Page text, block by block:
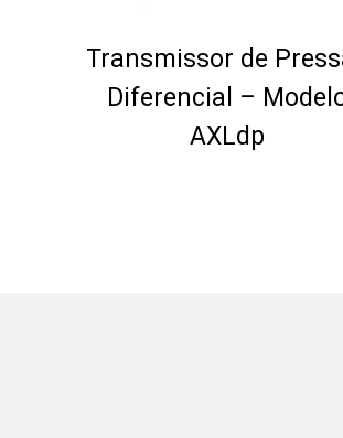
Transmissor de
Diferencial –
AXLdp